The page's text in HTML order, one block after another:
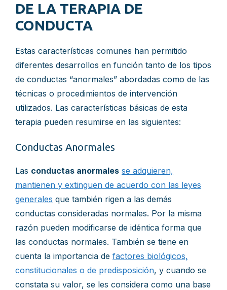
DE LA TERAPIA DE
CONDUCTA
Estas características comunes han permitido
diferentes desarrollos en función tanto de los tipos
de conductas “anormales” abordadas como de las
técnicas o procedimientos de intervención
utilizados. Las características básicas de esta
terapia pueden resumirse en las siguientes:
Conductas Anormales
Las conductas anormales se adquieren,
mantienen y extinguen de acuerdo con las leyes
generales que también rigen a las demás
conductas consideradas normales. Por la misma
razón pueden modificarse de idéntica forma que
las conductas normales. También se tiene en
cuenta la importancia de factores biológicos,
constitucionales o de predisposición, y cuando se
constata su valor, se les considera como una base